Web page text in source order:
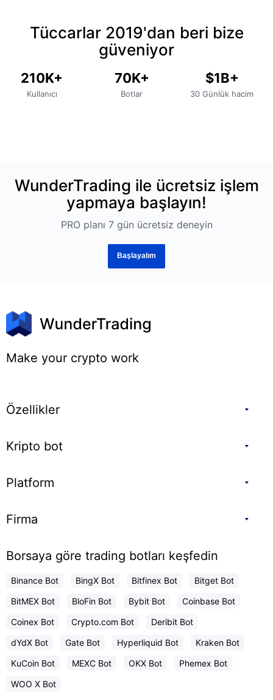
kontrolleri uygulayın.
Tüccarlar 2019'dan beri bize
güveniyor
210K+
Kullanıcı
70K+
Botlar
$1B+
30 Günlük hacim
WunderTrading ile ücretsiz işlem
yapmaya başlayın!
PRO planı 7 gün ücretsiz deneyin
Başlayalım
Make your crypto work
Özellikler
Kripto bot
Platform
Firma
Borsaya göre trading botları keşfedin
Binance Bot BingX Bot Bitfinex Bot
Bitget Bot
BitMEX Bot
BloFin Bot Bybit Bot
Coinbase Bot
Coinex Bot
Crypto.com Bot
Deribit Bot
dYdX Bot
Gate Bot Hyperliquid Bot
Kraken Bot
KuCoin Bot
MEXC Bot OKX Bot
Phemex Bot
WOO X Bot